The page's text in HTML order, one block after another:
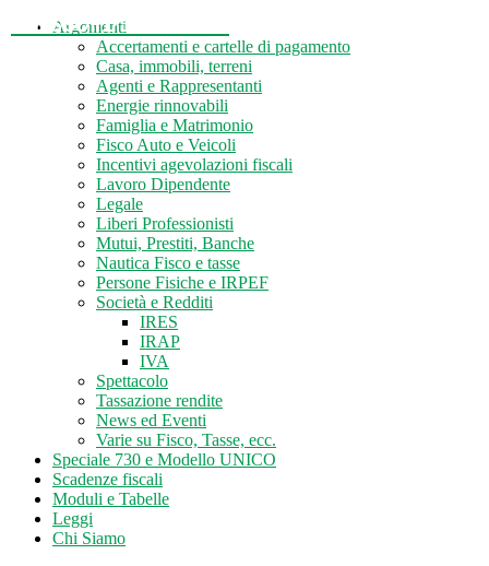
Argomenti
Accertamenti e cartelle di pagamento
Casa, immobili, terreni
Agenti e Rappresentanti
Energie rinnovabili
Famiglia e Matrimonio
Fisco Auto e Veicoli
Incentivi agevolazioni fiscali
Lavoro Dipendente
Legale
Liberi Professionisti
Mutui, Prestiti, Banche
Nautica Fisco e tasse
Persone Fisiche e IRPEF
Società e Redditi
IRES
IRAP
IVA
Spettacolo
Tassazione rendite
News ed Eventi
Varie su Fisco, Tasse, ecc.
Speciale 730 e Modello UNICO
Scadenze fiscali
Moduli e Tabelle
Leggi
Chi Siamo
Tasse-Fisco.com